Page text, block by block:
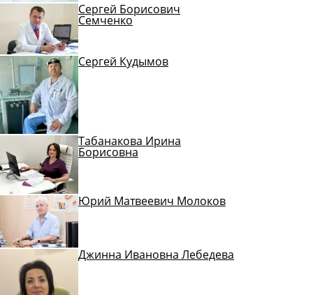
Сергей Борисович
Семченко
Сергей Кудымов
Табанакова Ирина
Борисовна
Юрий Матвеевич Молоков
Джинна Ивановна Лебедева